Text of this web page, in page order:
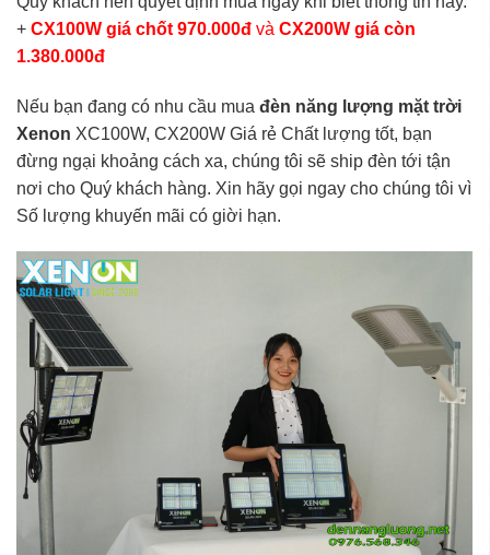
+ CX100W giá chốt 970.000đ và CX200W giá còn
1.380.000đ
Nếu bạn đang có nhu cầu mua đèn năng lượng mặt trời
Xenon XC100W, CX200W Giá rẻ Chất lượng tốt, bạn
đừng ngại khoảng cách xa, chúng tôi sẽ ship đèn tới tận
nơi cho Quý khách hàng. Xin hãy gọi ngay cho chúng tôi vì
Số lượng khuyến mãi có giời hạn.